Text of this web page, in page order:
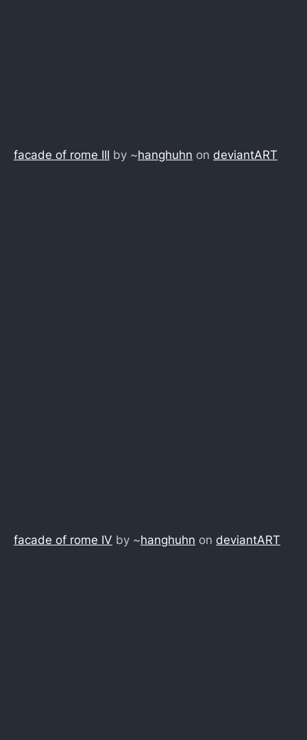
facade of rome III by ~hanghuhn on deviantART
facade of rome IV by ~hanghuhn on deviantART